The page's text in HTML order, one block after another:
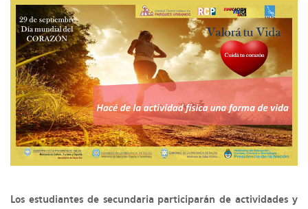
Los estudiantes de secundaria participarán de actividades y